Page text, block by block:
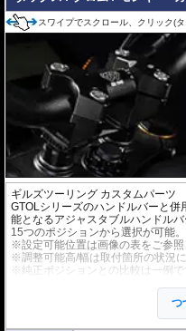
スワイプでスクロール、クリック(
ギルズツーリング カスタムパーツ
GTOLシリーズのハンドルバーと
能となるアジャスタブルハンドルバ
15つのポジションから選択が可能。
※設定可能位置は画像の表をご参照
※調整可能高/幅は取付箇所の状況
※純正ポジションとの比較は一例で
アルミビレットからの削り出しに
つ